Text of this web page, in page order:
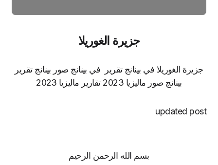
جزيرة الغوريلا
جزيرة الغوريلا في بينانج تقرير في بينانج صور بينانج تقرير
بينانج صور ماليزيا 2023 تقارير ماليزيا 2023
updated post
بسم الله الرحمن الرحيم